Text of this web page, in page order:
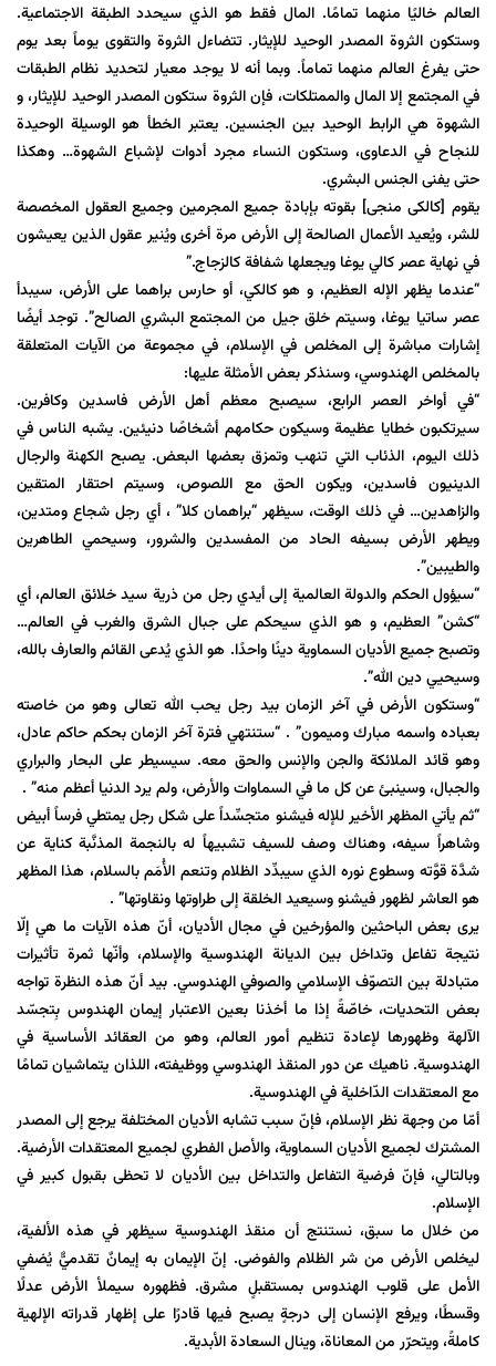
العالم خاليًا منهما تمامًا. المال فقط هو الذي سيحدد الطبقة الاجتماعية.
وستكون الثروة المصدر الوحيد للإيثار. تتضاءل الثروة والتقوى يوماً بعد يوم
حتى يفرغ العالم منهما تماماً. وبما أنه لا يوجد معيار لتحديد نظام الطبقات
في المجتمع إلا المال والممتلكات، فإن الثروة ستكون المصدر الوحيد للإيثار، و
الشهوة هي الرابط الوحيد بين الجنسين. يعتبر الخطأ هو الوسيلة الوحيدة
للنجاح في الدعاوى، وستكون النساء مجرد أدوات لإشباع الشهوة… وهكذا
حتى يفنى الجنس البشري.
يقوم [کالکی منجی] بقوته بإبادة جميع المجرمين وجميع العقول المخصصة
للشر، ويُعيد الأعمال الصالحة إلى الأرض مرة أخرى ويُنير عقول الذين يعيشون
في نهاية عصر كالي يوغا ويجعلها شفافة كالزجاج.”
“عندما يظهر الإله العظيم، و هو كالكي، أو حارس براهما على الأرض، سيبدأ
عصر ساتيا يوغا، وسيتم خلق جيل من المجتمع البشري الصالح”. توجد أيضًا
إشارات مباشرة إلى المخلص في الإسلام، في مجموعة من الآيات المتعلقة
بالمخلص الهندوسي، وسنذكر بعض الأمثلة عليها:
“في أواخر العصر الرابع، سيصبح معظم أهل الأرض فاسدين وكافرين.
سيرتكبون خطايا عظيمة وسيكون حكامهم أشخاصًا دنيئين. يشبه الناس في
ذلك اليوم، الذئاب التي تنهب وتمزق بعضها البعض. يصبح الكهنة والرجال
الدينيون فاسدين، ويكون الحق مع اللصوص، وسيتم احتقار المتقين
والزاهدين… في ذلك الوقت، سيظهر “براهمان كلا” ، أي رجل شجاع ومتدين،
ويطهر الأرض بسيفه الحاد من المفسدين والشرور، وسيحمي الطاهرين
والطيبين”.
“سيؤول الحكم والدولة العالمية إلى أيدي رجل من ذرية سيد خلائق العالم، أي
“كشن” العظيم، و هو الذي سيحكم على جبال الشرق والغرب في العالم…
وتصبح جميع الأديان السماوية دينًا واحدًا. هو الذي يُدعى القائم والعارف بالله،
وسيحيي دين الله”.
“وستکون الأرض في آخر الزمان بيد رجل يحب الله تعالى وهو من خاصته
بعباده واسمه مبارك وميمون” . “ستنتهي فترة آخر الزمان بحكم حاكم عادل،
وهو قائد الملائكة والجن والإنس والحق معه. سيسيطر على البحار والبراري
والجبال، وسينبئ عن كل ما في السماوات والأرض، ولم يرد الدنيا أعظم منه” .
“ثم يأتي المظهر الأخير للإله فيشنو متجسِّداً على شكل رجل يمتطي فرساً أبيض
وشاهراً سيفه، وهناك وصف للسيف تشبيهاً له بالنجمة المذنَّبة كناية عن
شدَّة قوَّته وسطوع نوره الذي سيبدِّد الظلام وتنعم الأُمَم بالسلام، هذا المظهر
هو العاشر لظهور فيشنو وسيعيد الخلقة إلى طراوتها ونقاوتها” .
يرى بعض الباحثين والمؤرخين في مجال الأديان، أنّ هذه الآيات ما هي إلّا
نتيجة تفاعل وتداخل بين الديانة الهندوسية والإسلام، وأنّها ثمرة تأثيرات
متبادلة بين التصوّف الإسلامي والصوفي الهندوسي. بيد أنّ هذه النظرة تواجه
بعض التحديات، خاصّةً إذا ما أخذنا بعين الاعتبار إيمان الهندوس بِتجسّد
الآلهة وظهورها لإعادة تنظيم أمور العالم، وهو من العقائد الأساسية في
الهندوسية. ناهيك عن دور المنقذ الهندوسي ووظيفته، اللذان يتماشيان تمامًا
مع المعتقدات الدّاخلية في الهندوسية.
أمّا من وجهة نظر الإسلام، فإنّ سبب تشابه الأديان المختلفة يرجع إلى المصدر
المشترك لجميع الأديان السماوية، والأصل الفطري لجميع المعتقدات الأرضية.
وبالتالي، فإنّ فرضية التفاعل والتداخل بين الأديان لا تحظى بقبول كبير في
الإسلام.
من خلال ما سبق، نستنتج أن منقذ الهندوسية سيظهر في هذه الألفية،
ليخلص الأرض من شر الظلام والفوضى. إنّ الإيمان به إيمانٌ تقدميٌّ يُضفي
الأمل على قلوب الهندوس بمستقبلٍ مشرق. فظهوره سيملأ الأرض عدلًا
وقسطًا، ويرفع الإنسان إلى درجةٍ يصبح فيها قادرًا على إظهار قدراته الإلهية
كاملةً، ويتحرّر من المعاناة، وينال السعادة الأبدية.